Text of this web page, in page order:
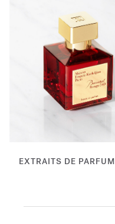
EXTRAITS DE PARFUM